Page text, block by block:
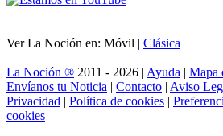
Ver La Noción en: Móvil | Clásica
La Noción ® 2011 - 2026 | Ayuda | Mapa
Envíanos tu Noticia | Contacto | Aviso
Privacidad | Política de cookies |
cookies